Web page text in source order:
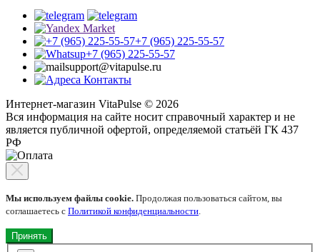
+7 (965) 225-55-57
+7 (965) 225-55-57
support@vitapulse.ru
Контакты
Интернет-магазин VitaPulse © 2026
Вся информация на сайте носит справочный характер и не
является публичной офертой, определяемой статьёй ГК 437
РФ
Мы используем файлы cookie. Продолжая пользоваться сайтом, вы
соглашаетесь с Политикой конфиденциальности.
Принять